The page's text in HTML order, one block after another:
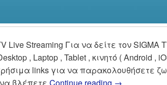
Live Streaming Για να δείτε τον SIGMA
, Laptop , Tablet , κινητό ( Android ,
links για να παρακολουθήσετε
SIGMA TV